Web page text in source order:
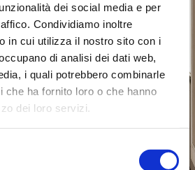
dei social media e per
Condividiamo inoltre
in cui utilizza il nostro sito con i
di analisi dei dati web,
i quali potrebbero combinarle
che ha fornito loro o che hanno
dei loro servizi.